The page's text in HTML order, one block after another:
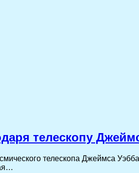
телескопу
телескопа Джеймса